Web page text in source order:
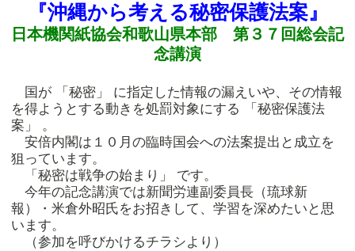
『沖縄から考える秘密保護法案』
日本機関紙協会和歌山県本部 第３７回総会記
念講演
国が 「秘密」 に指定した情報の漏えいや、その情報
を得ようとする動きを処罰対象にする 「秘密保護法
案」 。
安倍内閣は１０月の臨時国会への法案提出と成立を
狙っています。
「秘密は戦争の始まり」 です。
今年の記念講演では新聞労連副委員長（琉球新
報）・米倉外昭氏をお招きして、学習を深めたいと思
います。
（参加を呼びかけるチラシより）